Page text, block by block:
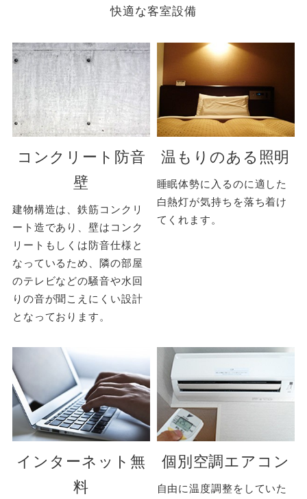
快適な客室設備
コンクリート防音
壁
建物構造は、鉄筋コンクリ
ート造であり、壁はコンク
リートもしくは防音仕様と
なっているため、隣の部屋
のテレビなどの騒音や水回
りの音が聞こえにくい設計
となっております。
温もりのある照明
睡眠体勢に入るのに適した
白熱灯が気持ちを落ち着け
てくれます。
インターネット無
料
個別空調エアコン
自由に温度調整をしていた